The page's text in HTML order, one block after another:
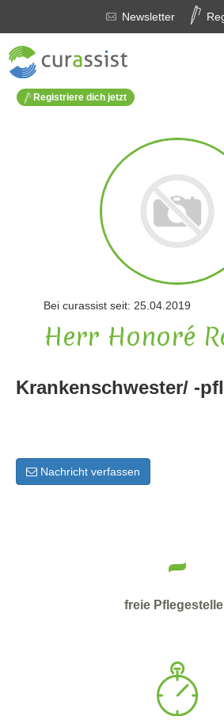
Newsletter
Registriere dich jetzt
Bei curassist seit: 25.04.2019
Herr Honoré
Krankenschwester/ -
Nachricht verfassen
-
freie